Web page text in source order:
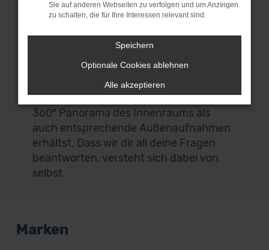
Lieferservice direkt nach Ulm und auf
Wunsch vor deine Haustür. Auch für den
Autokauf brauchst du deine eigenen vier
Wände nicht zu verlassen. Alle BMW 2er
Reihe Gebrauchtwagen in unserem
Sortiment lassen sich digital scannen
und darstellen, sodass du sowohl ein
360° Panorama des Innenraums als
auch entsprechende Außenaufnahmen
erhältst. Dass wir dir all deine Fragen
beantworten, versteht sich dabei von
selbst.
Marken
Sie auf anderen Webseiten zu verfolgen und um Anzeigen
zu schalten, die für Ihre Interessen relevant sind.
Speichern
Optionale Cookies ablehnen
Alle akzeptieren